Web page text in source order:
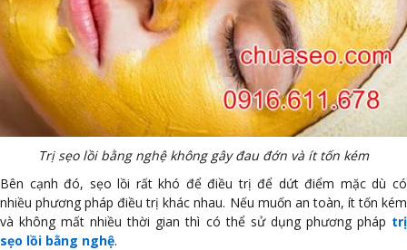
Trị sẹo lồi bằng nghệ không gây đau đớn và ít tốn kém
Bên cạnh đó, sẹo lồi rất khó để điều trị để dứt điểm mặc dù có
nhiều phương pháp điều trị khác nhau. Nếu muốn an toàn, ít tốn kém
và không mất nhiều thời gian thì có thể sử dụng phương pháp trị
sẹo lồi bằng nghệ.